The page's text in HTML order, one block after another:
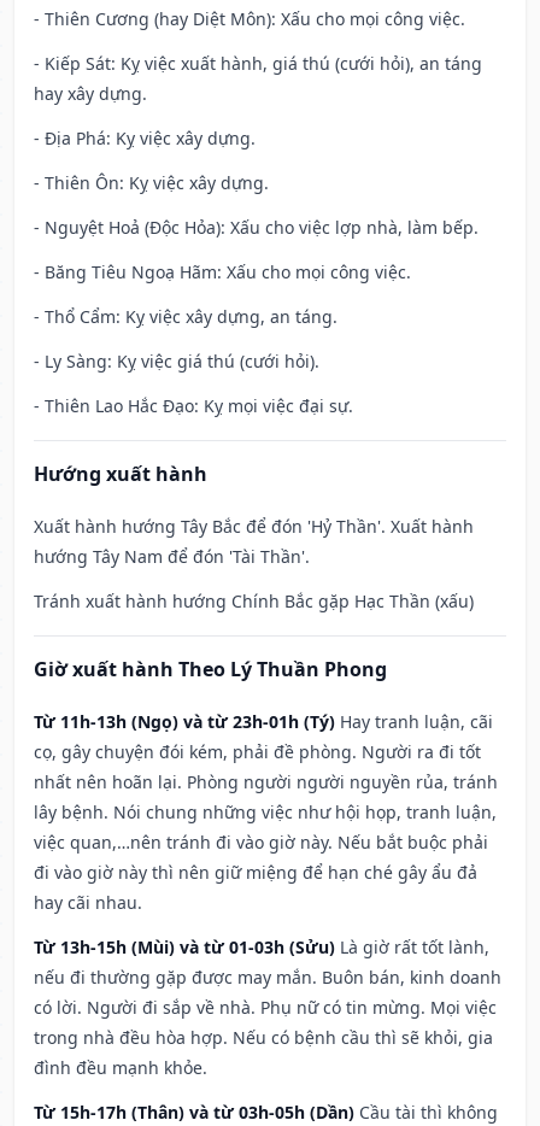
- Thiên Cương (hay Diệt Môn): Xấu cho mọi công việc.
- Kiếp Sát: Kỵ việc xuất hành, giá thú (cưới hỏi), an táng
hay xây dựng.
- Địa Phá: Kỵ việc xây dựng.
- Thiên Ôn: Kỵ việc xây dựng.
- Nguyệt Hoả (Độc Hỏa): Xấu cho việc lợp nhà, làm bếp.
- Băng Tiêu Ngoạ Hãm: Xấu cho mọi công việc.
- Thổ Cẩm: Kỵ việc xây dựng, an táng.
- Ly Sàng: Kỵ việc giá thú (cưới hỏi).
- Thiên Lao Hắc Đạo: Kỵ mọi việc đại sự.
Hướng xuất hành
Xuất hành hướng Tây Bắc để đón 'Hỷ Thần'. Xuất hành
hướng Tây Nam để đón 'Tài Thần'.
Tránh xuất hành hướng Chính Bắc gặp Hạc Thần (xấu)
Giờ xuất hành Theo Lý Thuần Phong
Từ 11h-13h (Ngọ) và từ 23h-01h (Tý) Hay tranh luận, cãi
cọ, gây chuyện đói kém, phải đề phòng. Người ra đi tốt
nhất nên hoãn lại. Phòng người người nguyền rủa, tránh
lây bệnh. Nói chung những việc như hội họp, tranh luận,
việc quan,…nên tránh đi vào giờ này. Nếu bắt buộc phải
đi vào giờ này thì nên giữ miệng để hạn ché gây ẩu đả
hay cãi nhau.
Từ 13h-15h (Mùi) và từ 01-03h (Sửu) Là giờ rất tốt lành,
nếu đi thường gặp được may mắn. Buôn bán, kinh doanh
có lời. Người đi sắp về nhà. Phụ nữ có tin mừng. Mọi việc
trong nhà đều hòa hợp. Nếu có bệnh cầu thì sẽ khỏi, gia
đình đều mạnh khỏe.
Từ 15h-17h (Thân) và từ 03h-05h (Dần) Cầu tài thì không